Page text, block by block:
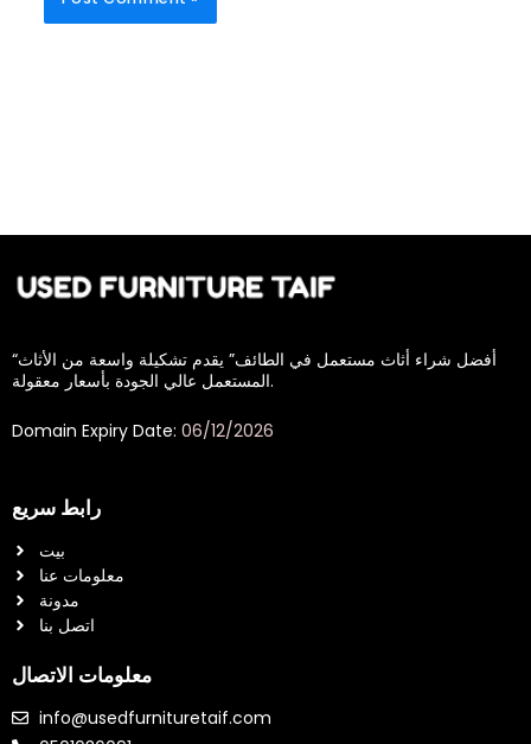
“أفضل شراء أثاث مستعمل في الطائف” يقدم تشكيلة واسعة من الأثاث
المستعمل عالي الجودة بأسعار معقولة.
Domain Expiry Date: 06/12/2026
رابط سريع
بيت
معلومات عنا
مدونة
اتصل بنا
معلومات الاتصال
info@usedfurnituretaif.com